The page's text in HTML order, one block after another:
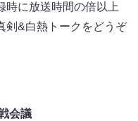
時に放送時間の倍以上
&白熱トークをどうぞ
会議